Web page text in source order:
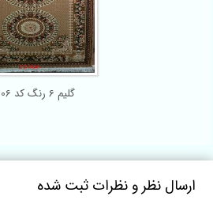
گلیم 6 رنگ کد 22006
ارسال نظر و نظرات ثبت شده